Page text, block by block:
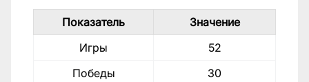
Показатель
Значение
Игры
52
Победы
30